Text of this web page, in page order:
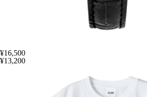
¥16,500
¥13,200